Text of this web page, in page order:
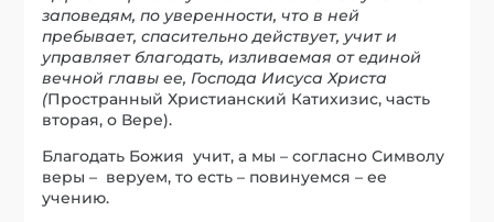
заповедям, по уверенности, что в ней
пребывает, спасительно действует, учит и
управляет благодать, изливаемая от единой
вечной главы ее, Господа Иисуса Христа
(Пространный Христианский Катихизис, часть
вторая, о Вере).
Благодать Божия учит, а мы – согласно Символу
веры – веруем, то есть – повинуемся – ее
учению.